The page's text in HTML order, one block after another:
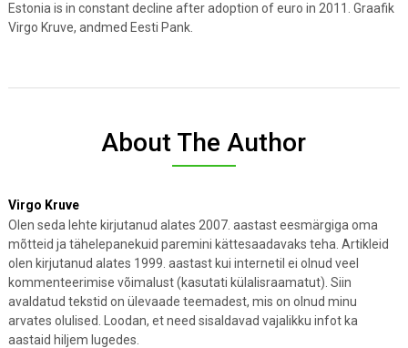
Estonia is in constant decline after adoption of euro in 2011. Graafik
Virgo Kruve, andmed Eesti Pank.
About The Author
Virgo Kruve
Olen seda lehte kirjutanud alates 2007. aastast eesmärgiga oma
mõtteid ja tähelepanekuid paremini kättesaadavaks teha. Artikleid
olen kirjutanud alates 1999. aastast kui internetil ei olnud veel
kommenteerimise võimalust (kasutati külalisraamatut). Siin
avaldatud tekstid on ülevaade teemadest, mis on olnud minu
arvates olulised. Loodan, et need sisaldavad vajalikku infot ka
aastaid hiljem lugedes.